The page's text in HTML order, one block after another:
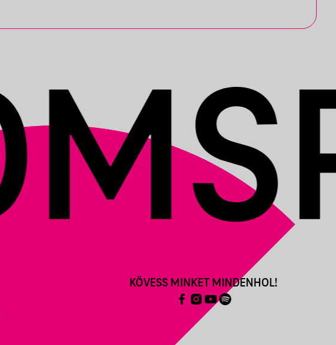
KÖVESS MINKET MINDENHOL!